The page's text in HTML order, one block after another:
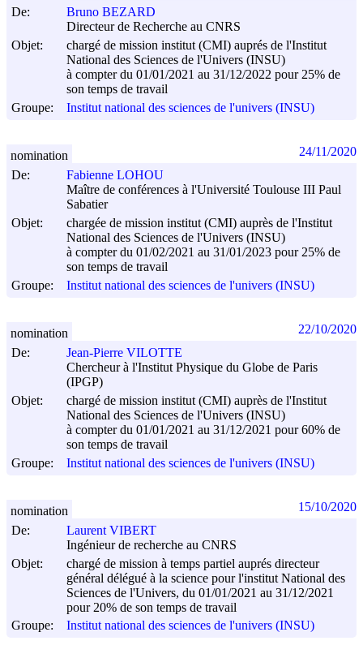
De:
Bruno BEZARD
Directeur de Recherche au CNRS
Objet:
chargé de mission institut (CMI) auprés de l'Institut
National des Sciences de l'Univers (INSU)
à compter du 01/01/2021 au 31/12/2022 pour 25% de
son temps de travail
Groupe:
Institut national des sciences de l'univers (INSU)
De:
Fabienne LOHOU
Maître de conférences à l'Université Toulouse III Paul
Sabatier
Objet:
chargée de mission institut (CMI) auprès de l'Institut
National des Sciences de l'Univers (INSU)
à compter du 01/02/2021 au 31/01/2023 pour 25% de
son temps de travail
Groupe:
Institut national des sciences de l'univers (INSU)
nomination 24/11/2020
De:
Jean-Pierre VILOTTE
Chercheur à l'Institut Physique du Globe de Paris
(IPGP)
Objet:
chargé de mission institut (CMI) auprès de l'Institut
National des Sciences de l'Univers (INSU)
à compter du 01/01/2021 au 31/12/2021 pour 60% de
son temps de travail
Groupe:
Institut national des sciences de l'univers (INSU)
nomination 22/10/2020
De:
Laurent VIBERT
Ingénieur de recherche au CNRS
Objet:
chargé de mission à temps partiel auprés directeur
général délégué à la science pour l'institut National des
Sciences de l'Univers, du 01/01/2021 au 31/12/2021
pour 20% de son temps de travail
Groupe:
Institut national des sciences de l'univers (INSU)
nomination 15/10/2020